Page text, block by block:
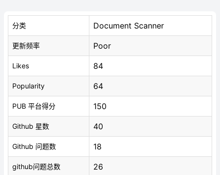
分类 Document Scanner
更新频率 Poor
Likes 84
Popularity 64
PUB 平台得分 150
Github 星数 40
Github 问题数 18
github问题总数 26